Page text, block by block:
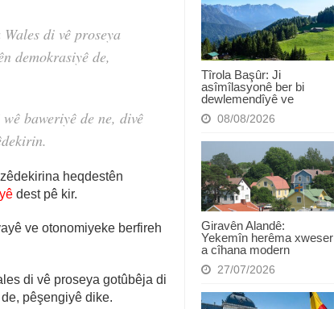
Tîrola Başûr: Ji
asîmîlasyonê ber bi
dewlemendîyê ve
08/08/2026
Giravên Alandê:
Yekemîn herêma xweser
a cîhana modern
27/07/2026
di vê proseya
demokrasiyê de,
baweriyê de ne, divê
heqdestên
dest pê kir.
ve otonomiyeke berfireh
di vê proseya gotûbêja di
pêşengiyê dike.